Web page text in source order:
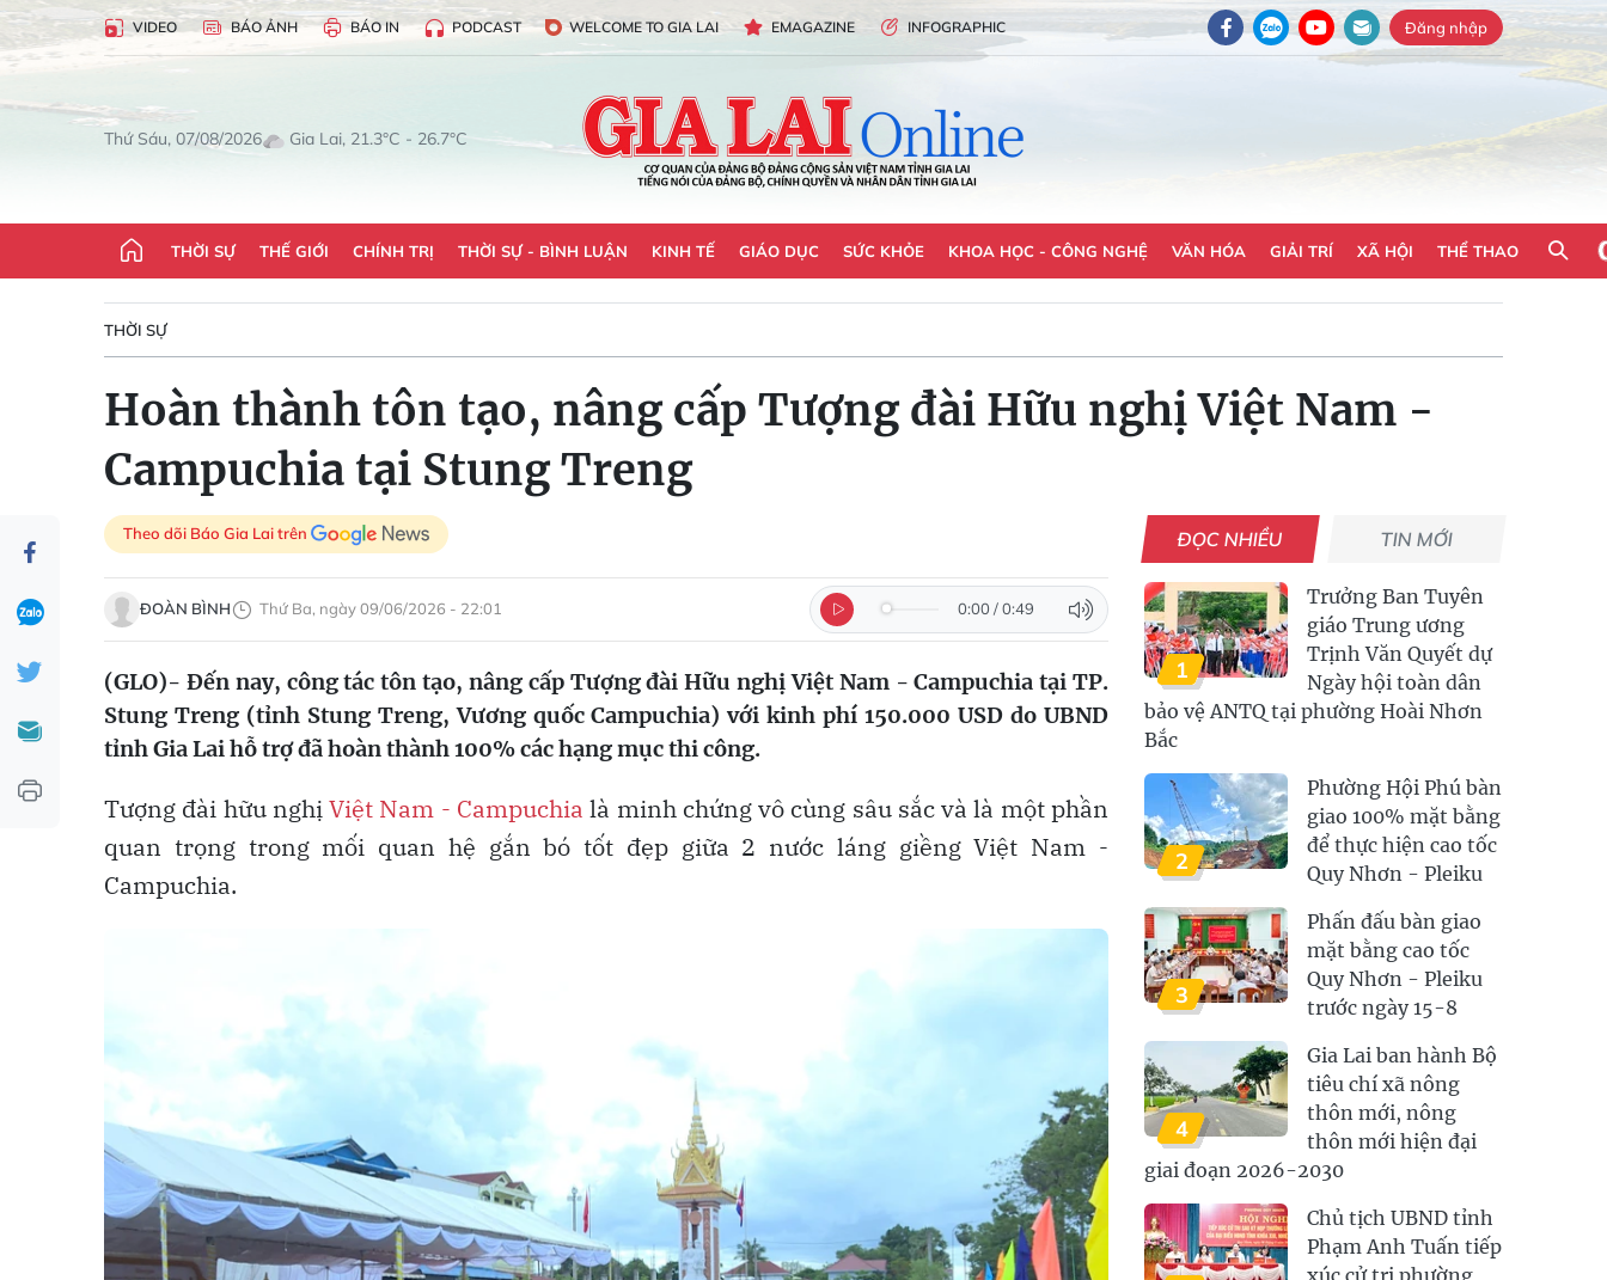
VIDEO BÁO ẢNH BÁO IN PODCAST WELCOME TO GIA LAI EMAGAZINE INFOGRAPHIC Đăng nhập
Thứ Sáu, 07/08/2026 Gia Lai, 21.3°C - 26.7°C
THỜI SỰ THẾ GIỚI CHÍNH TRỊ THỜI SỰ - BÌNH LUẬN KINH TẾ GIÁO DỤC SỨC KHỎE KHOA HỌC - CÔNG NGHỆ VĂN HÓA GIẢI TRÍ XÃ HỘI THỂ THAO
THỜI SỰ
Hoàn thành tôn tạo, nâng cấp Tượng đài Hữu nghị Việt Nam -
Campuchia tại Stung Treng
Theo dõi Báo Gia Lai trên
ĐOÀN BÌNH Thứ Ba, ngày 09/06/2026 - 22:01 0:00 /0:49
(GLO)- Đến nay, công tác tôn tạo, nâng cấp Tượng đài Hữu nghị Việt Nam - Campuchia tại TP.
Stung Treng (tỉnh Stung Treng, Vương quốc Campuchia) với kinh phí 150.000 USD do UBND
tỉnh Gia Lai hỗ trợ đã hoàn thành 100% các hạng mục thi công.
Tượng đài hữu nghịViệt Nam - Campuchia là minh chứng vô cùng sâu sắc và là một phần
quan trọng trong mối quan hệ gắn bó tốt đẹp giữa 2 nước láng giềng Việt Nam -
Campuchia.
ĐỌC NHIỀU TIN MỚI
1
Trưởng Ban Tuyên
giáo Trung ương
Trịnh Văn Quyết dự
Ngày hội toàn dân
bảo vệ ANTQ tại phường Hoài Nhơn
Bắc
2
Phường Hội Phú bàn
giao 100% mặt bằng
để thực hiện cao tốc
Quy Nhơn - Pleiku
3
Phấn đấu bàn giao
mặt bằng cao tốc
Quy Nhơn - Pleiku
trước ngày 15-8
4
Gia Lai ban hành Bộ
tiêu chí xã nông
thôn mới, nông
thôn mới hiện đại
giai đoạn 2026-2030
Chủ tịch UBND tỉnh
Phạm Anh Tuấn tiếp
xúc cử tri phường